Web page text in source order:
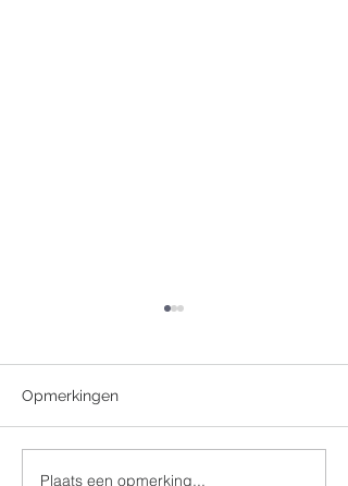
Opmerkingen
Plaats een opmerking...